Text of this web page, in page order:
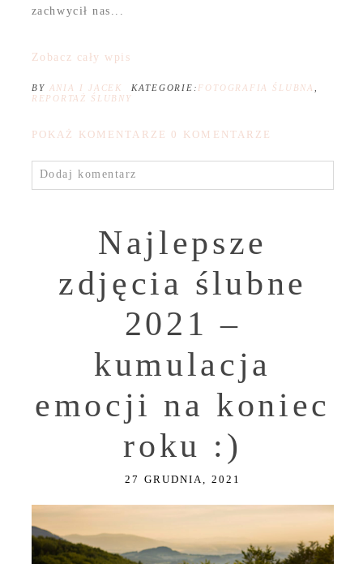
zachwycił nas...
Zobacz cały wpis
BY ANIA I JACEK KATEGORIE: FOTOGRAFIA ŚLUBNA
REPORTAŻ ŚLUBNY
POKAŻ KOMENTARZE 0 KOMENTARZE
Dodaj komentarz
Najlepsze
zdjęcia ślubne
2021 –
kumulacja
emocji na koniec
roku :)
27 GRUDNIA, 2021